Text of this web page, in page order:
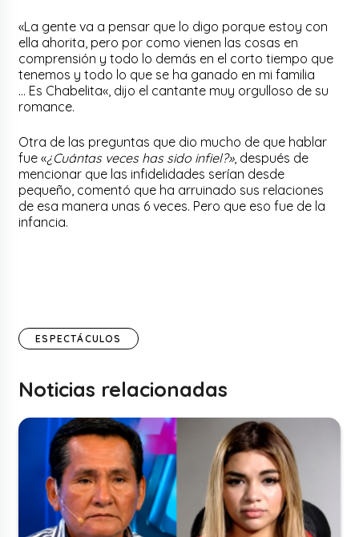
«La gente va a pensar que lo digo porque estoy con
ella ahorita, pero por como vienen las cosas en
comprensión y todo lo demás en el corto tiempo que
tenemos y todo lo que se ha ganado en mi familia
… Es Chabelita«, dijo el cantante muy orgulloso de su
romance.
Otra de las preguntas que dio mucho de que hablar
fue «¿Cuántas veces has sido infiel?», después de
mencionar que las infidelidades serían desde
pequeño, comentó que ha arruinado sus relaciones
de esa manera unas 6 veces. Pero que eso fue de la
infancia.
ESPECTÁCULOS
Noticias relacionadas